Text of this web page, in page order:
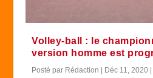
Volley-ball : le
version homme est
Posté par Rédaction Déc 11, 2020